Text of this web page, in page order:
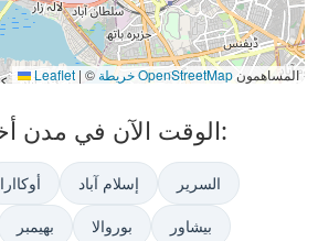
Leaflet | © خريطة OpenStreetMapالمساهمون
الوقت الآن في مدن أخرى في باكستان:
أوكاارا إسلام آباد السرير
بهيمبر بوروالا بيشاور